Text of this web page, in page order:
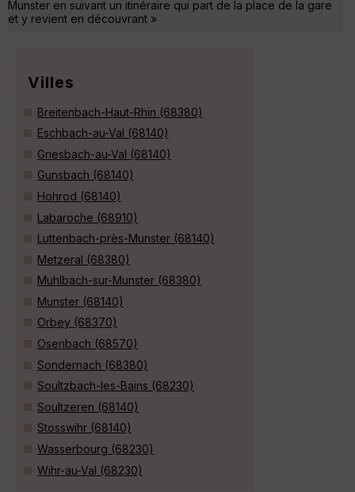
Munster en suivant un itinéraire qui part de la place de la gare
et y revient en découvrant »
Villes
Breitenbach-Haut-Rhin (68380)
Eschbach-au-Val (68140)
Griesbach-au-Val (68140)
Gunsbach (68140)
Hohrod (68140)
Labaroche (68910)
Luttenbach-près-Munster (68140)
Metzeral (68380)
Muhlbach-sur-Munster (68380)
Munster (68140)
Orbey (68370)
Osenbach (68570)
Sondernach (68380)
Soultzbach-les-Bains (68230)
Soultzeren (68140)
Stosswihr (68140)
Wasserbourg (68230)
Wihr-au-Val (68230)